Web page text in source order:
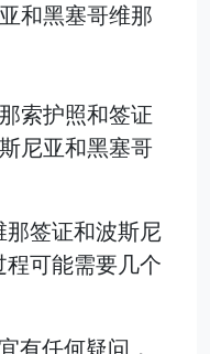
和黑塞哥维那
索护照和签证
尼亚和黑塞哥
签证和波斯尼
可能需要几个
有任何疑问，